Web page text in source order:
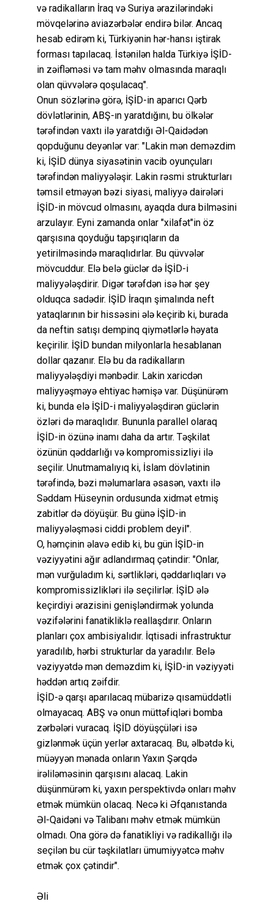
və radikalların İraq və Suriya ərazilərindəki
mövqelərinə aviazərbələr endirə bilər. Ancaq
hesab edirəm ki, Türkiyənin hər-hansı iştirak
forması tapılacaq. İstənilən halda Türkiyə İŞİD-
in zəifləməsi və tam məhv olmasında maraqlı
olan qüvvələrə qoşulacaq".
Onun sözlərinə görə, İŞİD-in aparıcı Qərb
dövlətlərinin, ABŞ-ın yaratdığını, bu ölkələr
tərəfindən vaxtı ilə yaratdığı Əl-Qaidədən
qopduğunu deyənlər var: "Lakin mən deməzdim
ki, İŞİD dünya siyasətinin vacib oyunçuları
tərəfindən maliyyələşir. Lakin rəsmi strukturları
təmsil etməyən bəzi siyasi, maliyyə dairələri
İŞİD-in mövcud olmasını, ayaqda dura bilməsini
arzulayır. Eyni zamanda onlar "xilafət"in öz
qarşısına qoyduğu tapşırıqların da
yetirilməsində maraqlıdırlar. Bu qüvvələr
mövcuddur. Elə belə güclər də İŞİD-i
maliyyələşdirir. Digər tərəfdən isə hər şey
olduqca sadədir. İŞİD İraqın şimalında neft
yataqlarının bir hissəsini ələ keçirib ki, burada
da neftin satışı dempinq qiymətlərlə həyata
keçirilir. İŞİD bundan milyonlarla hesablanan
dollar qazanır. Elə bu da radikalların
maliyyələşdiyi mənbədir. Lakin xaricdən
maliyyəşməyə ehtiyac həmişə var. Düşünürəm
ki, bunda elə İŞİD-i maliyyələşdirən güclərin
özləri də maraqlıdır. Bununla parallel olaraq
İŞİD-in özünə inamı daha da artır. Təşkilat
özünün qəddarlığı və kompromissizliyi ilə
seçilir. Unutmamalıyıq ki, İslam dövlətinin
tərəfində, bəzi məlumarlara əsasən, vaxtı ilə
Səddam Hüseynin ordusunda xidmət etmiş
zabitlər də döyüşür. Bu günə İŞİD-in
maliyyələşməsi ciddi problem deyil".
O, həmçinin əlavə edib ki, bu gün İŞİD-in
vəziyyətini ağır adlandırmaq çətindir: "Onlar,
mən vurğuladım ki, sərtlikləri, qəddarlıqları və
kompromissizlikləri ilə seçilirlər. İŞİD ələ
keçirdiyi ərazisini genişləndirmək yolunda
vəzifələrini fanatikliklə reallaşdırır. Onların
planları çox ambisiyalıdır. İqtisadi infrastruktur
yaradılıb, hərbi strukturlar da yaradılır. Belə
vəziyyətdə mən deməzdim ki, İŞİD-in vəziyyəti
həddən artıq zəifdir.
İŞİD-ə qarşı aparılacaq mübarizə qısamüddətli
olmayacaq. ABŞ və onun müttəfiqləri bomba
zərbələri vuracaq. İŞİD döyüşçüləri isə
gizlənmək üçün yerlər axtaracaq. Bu, əlbətdə ki,
müəyyən mənada onların Yaxın Şərqdə
irəliləməsinin qarşısını alacaq. Lakin
düşünmürəm ki, yaxın perspektivdə onları məhv
etmək mümkün olacaq. Necə ki Əfqanıstanda
Əl-Qaidəni və Talibanı məhv etmək mümkün
olmadı. Ona görə də fanatikliyi və radikallığı ilə
seçilən bu cür təşkilatları ümumiyyətcə məhv
etmək çox çətindir".
Əli